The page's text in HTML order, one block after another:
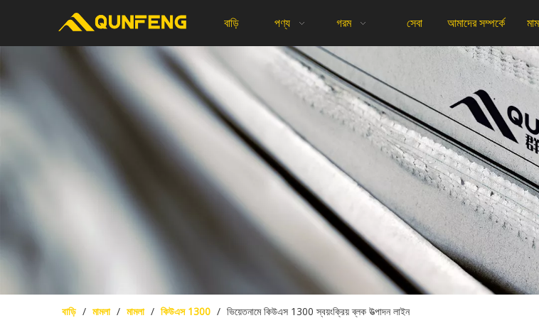
বাড়ি পণ্য গরম সেবা আমাদের সম্পর্কে
বাড়ি / মামলা / মামলা / কিউএস 1300 / ভিয়েতনামে কিউএস 1300 স্বয়ংক্রিয় ব্লক উত্পাদন লাইন